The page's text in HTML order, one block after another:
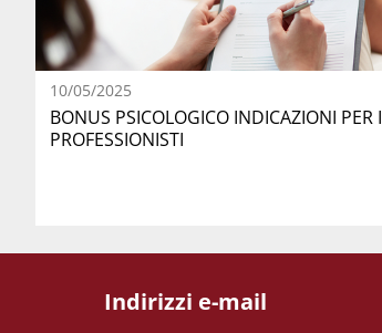
10/05/2025
BONUS PSICOLOGICO INDICAZIONI PER I
PROFESSIONISTI
Indirizzi e-mail